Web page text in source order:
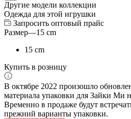
Другие модели коллекции
Одежда для этой игрушки
Запросить оптовый прайс
Размер—15 cm
15 cm
Купить в розницу
В октябре 2022 произошло
материала упаковки для Зайки Ми
Временно в продаже будут
прежний варианты упаковки.